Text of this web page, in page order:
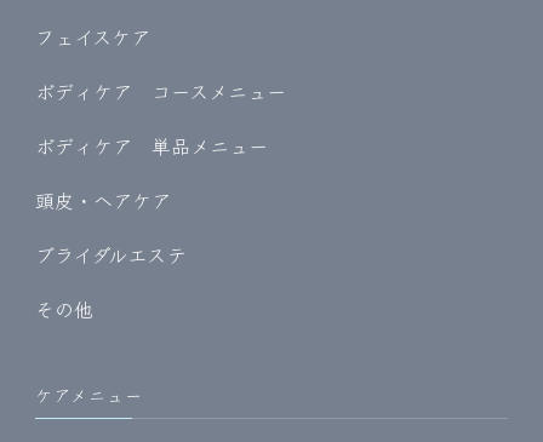
フェイスケア
ボディケア コースメニュー
ボディケア 単品メニュー
頭皮・ヘアケア
ブライダルエステ
その他
ケアメニュー